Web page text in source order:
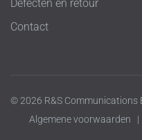
Defecten en retour
Contact
© 2026 R&S
Algemene voorwaarden |